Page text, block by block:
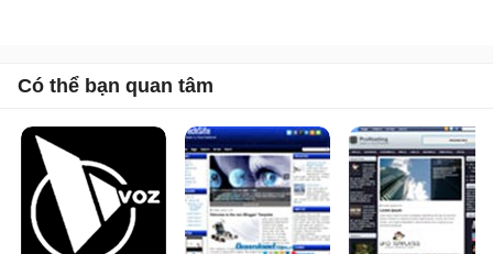
Có thể bạn quan tâm